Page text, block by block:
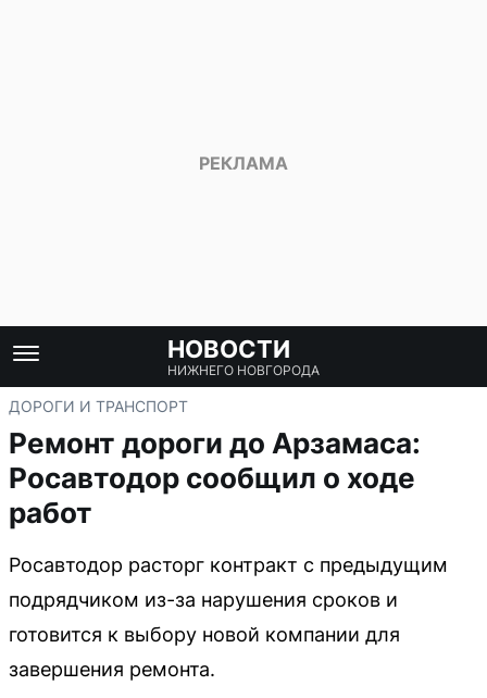
НОВОСТИ
НИЖНЕГО НОВГОРОДА
ДОРОГИ И ТРАНСПОРТ
Ремонт дороги до Арзамаса:
Росавтодор сообщил о ходе
работ
Росавтодор расторг контракт с предыдущим
подрядчиком из-за нарушения сроков и
готовится к выбору новой компании для
завершения ремонта.